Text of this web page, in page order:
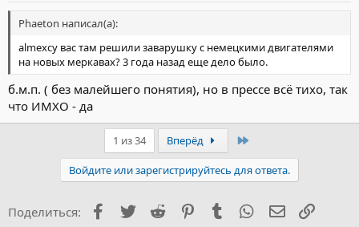
Phaeton написал(а):
almexcу вас там решили заварушку с немецкими двигателями
на новых меркавах? 3 года назад еще дело было.
б.м.п. ( без малейшего понятия), но в прессе всё тихо, так
что ИМХО - да
1 из 34 Вперёд
Войдите или зарегистрируйтесь для ответа.
Поделиться: Facebook
Twitter Reddit PinterestTumblr WhatsApp